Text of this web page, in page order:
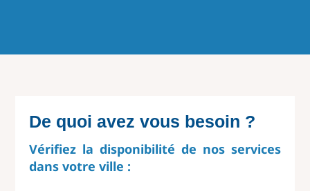
De quoi avez vous besoin ?
Vérifiez la disponibilité de nos services
dans votre ville :